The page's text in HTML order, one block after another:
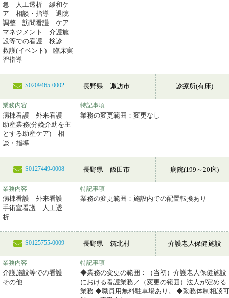
急 人工透析 緩和ケ
ア 相談・指導 退院
調整 訪問看護 ケア
マネジメント 介護施
設等での看護 検診
救護(イベント) 臨床実
習指導
S0209465-0002 長野県 諏訪市 診療所(有床)
業務内容
病棟看護 外来看護
助産業務(分娩介助を主
とする助産ケア) 相
談・指導
特記事項
業務の変更範囲：変更なし
S0127449-0008 長野県 飯田市 病院(199～20床)
業務内容
病棟看護 外来看護
手術室看護 人工透
析
特記事項
業務の変更範囲：施設内での配置転換あり
S0125755-0009 長野県 筑北村 介護老人保健施設
業務内容
介護施設等での看護
その他
特記事項
◆業務の変更の範囲：（当初）介護老人保健施設
における看護業務／（変更の範囲）法人が定める
業務 ◆職員用無料駐車場あり。 ◆勤務体制相談可